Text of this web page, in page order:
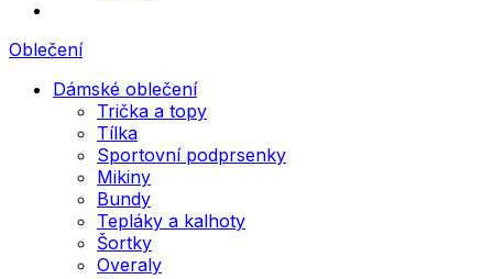
Oblečení
Dámské oblečení
Trička a topy
Tílka
Sportovní podprsenky
Mikiny
Bundy
Tepláky a kalhoty
Šortky
Overaly